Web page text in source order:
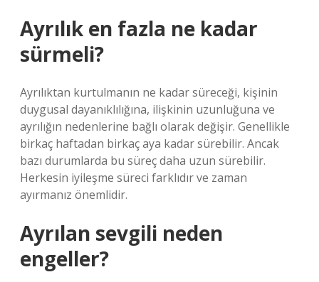
Ayrılık en fazla ne kadar
sürmeli?
Ayrılıktan kurtulmanın ne kadar süreceği, kişinin
duygusal dayanıklılığına, ilişkinin uzunluğuna ve
ayrılığın nedenlerine bağlı olarak değişir. Genellikle
birkaç haftadan birkaç aya kadar sürebilir. Ancak
bazı durumlarda bu süreç daha uzun sürebilir.
Herkesin iyileşme süreci farklıdır ve zaman
ayırmanız önemlidir.
Ayrılan sevgili neden
engeller?